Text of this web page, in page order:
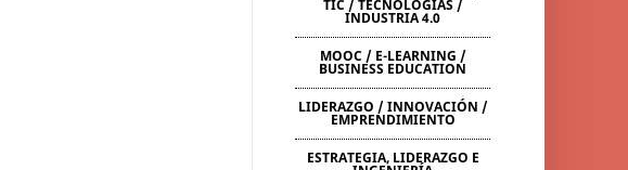
TIC / TECNOLOGÍAS /
INDUSTRIA 4.0
MOOC / E-LEARNING /
BUSINESS EDUCATION
LIDERAZGO / INNOVACIÓN /
EMPRENDIMIENTO
ESTRATEGIA, LIDERAZGO E